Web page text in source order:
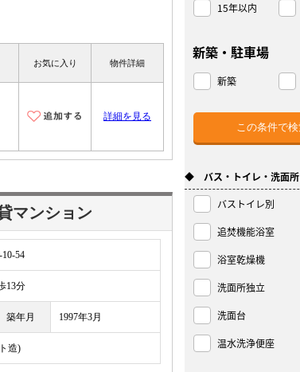
お気に入り 物件詳細
詳細を見る
マンション
54
13分
築年月 1997年3月
造)
15年以内
新築・駐車場
新築
◆ バス・トイレ・洗面所
バストイレ別
追焚機能浴室
浴室乾燥機
洗面所独立
洗面台
温水洗浄便座